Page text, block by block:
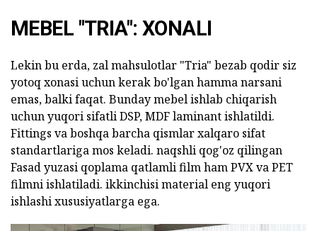
MEBEL "TRIA": XONALI
Lekin bu erda, zal mahsulotlar "Tria" bezab qodir siz
yotoq xonasi uchun kerak bo'lgan hamma narsani
emas, balki faqat. Bunday mebel ishlab chiqarish
uchun yuqori sifatli DSP, MDF laminant ishlatildi.
Fittings va boshqa barcha qismlar xalqaro sifat
standartlariga mos keladi. naqshli qog'oz qilingan
Fasad yuzasi qoplama qatlamli film ham PVX va PET
filmni ishlatiladi. ikkinchisi material eng yuqori
ishlashi xususiyatlarga ega.